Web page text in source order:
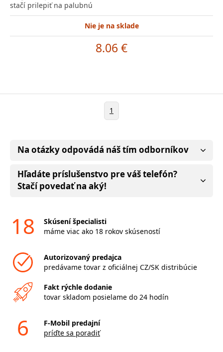
stačí prilepiť na palubnú
Nie je na sklade
8.06 €
1
Na otázky odpovádá náš tím odborníkov
Hľadáte príslušenstvo pre váš telefón?
Stačí povedať na aký!
18
Skúsení špecialisti
máme viac ako 18 rokov skúseností
Autorizovaný predajca
predávame tovar z oficiálnej CZ/SK distribúcie
Fakt rýchle dodanie
tovar skladom posielame do 24 hodín
6
F-Mobil predajní
príďte sa poradiť